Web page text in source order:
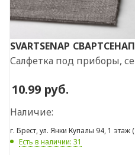
SVARTSENAP СВАРТСЕНАП
Салфетка под приборы,
10.99 руб.
Наличие:
г. Брест, ул. Янки Купалы 94, 1
Есть в наличии: 31